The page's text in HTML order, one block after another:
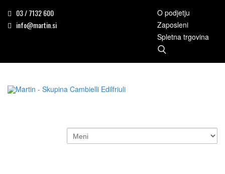
03 / 7132 600
info@martin.si
O podjetju
Zaposleni
Spletna trgovina